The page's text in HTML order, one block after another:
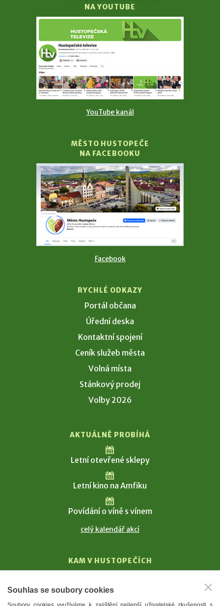
NA YOUTUBE
YouTube kanál
MĚSTO HUSTOPEČE
NA FACEBOOKU
Facebook
RYCHLÉ ODKAZY
Portál občana
Úřední deska
Kontaktní spojení
Ceník služeb města
Volná místa
Stánkový prodej
Volby 2026
AKTUÁLNĚ PROBÍHÁ
Letní otevřené sklepy
Letní kino na Amfiku
Povídání o víně s vínem
celý kalendář akcí
KAM V HUSTOPEČÍCH
T. G. Masaryk
Souhlas se soubory cookies